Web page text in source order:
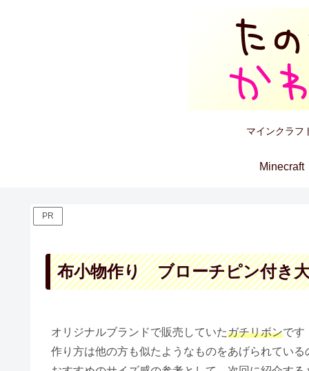
マインクラフ
Minecraft
PR
布小物作り ブローチピン付き
オリジナルブランドで販売していたガチリボンです
作り方は他の方も似たようなものをあげられている